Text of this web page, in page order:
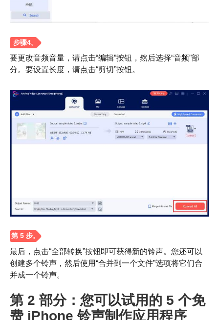
步骤4。
要更改音频音量，请点击“编辑”按钮，然后选择“音频”部
分。要设置长度，请点击“剪切”按钮。
最后，点击“全部转换”按钮即可获得新的铃声。您还可以
创建多个铃声，然后使用“合并到一个文件”选项将它们合
并成一个铃声。
第 2 部分：您可以试用的 5 个免
费 iPhone 铃声制作应用程序